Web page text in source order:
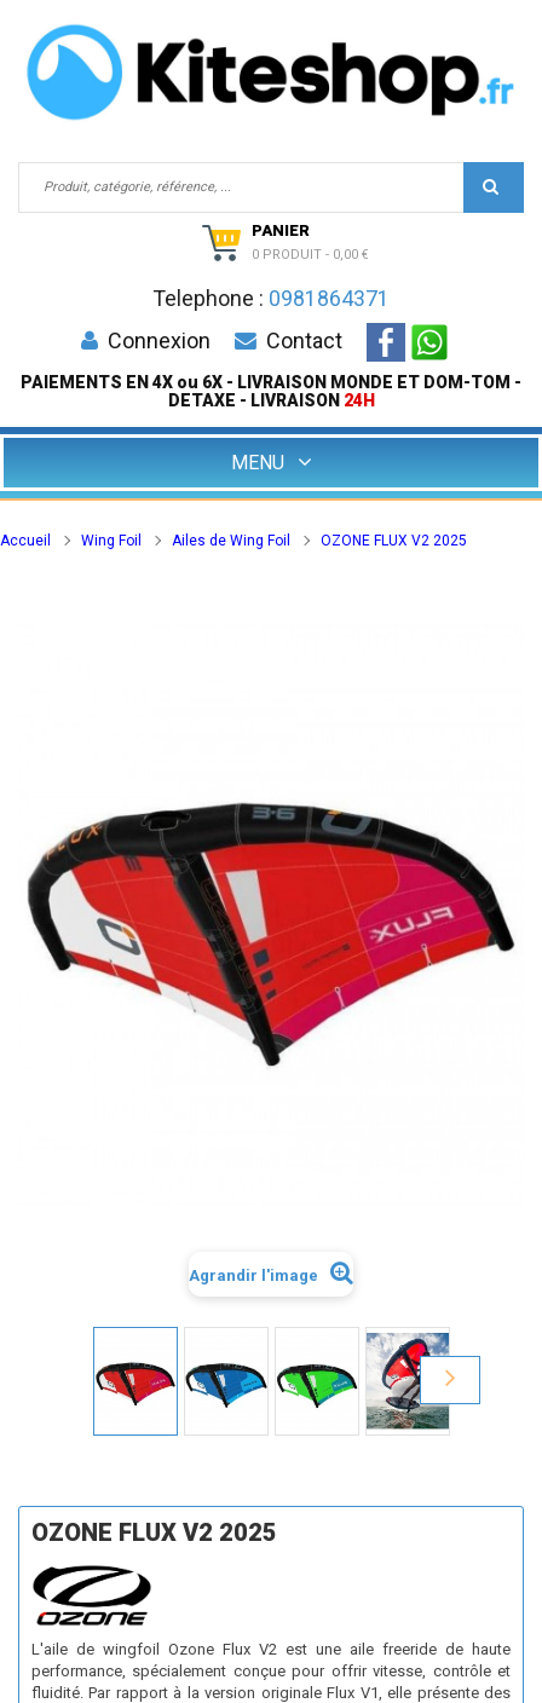
PANIER
0 PRODUIT - 0,00 €
Telephone : 0981864371
Connexion
Contact
PAIEMENTS EN 4X ou 6X - LIVRAISON MONDE ET DOM-TOM -
DETAXE - LIVRAISON 24H
MENU
Accueil Wing Foil Ailes de Wing Foil OZONE FLUX V2 2025
Agrandir l'image
OZONE FLUX V2 2025
L'aile de wingfoil Ozone Flux V2 est une aile freeride de haute
performance, spécialement conçue pour offrir vitesse, contrôle et
fluidité. Par rapport à la version originale Flux V1, elle présente des